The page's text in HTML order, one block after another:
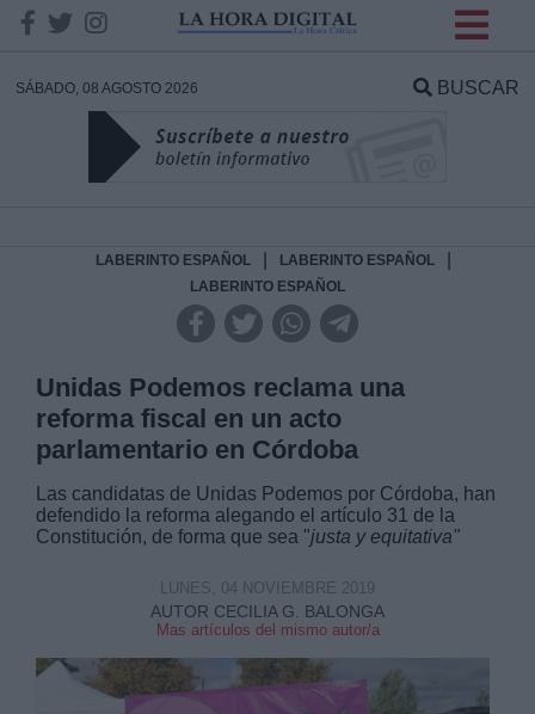
SÁBADO, 08 AGOSTO 2026 BUSCAR
LABERINTO ESPAÑOL LABERINTO ESPAÑOL
LABERINTO ESPAÑOL
Unidas Podemos reclama una
reforma fiscal en un acto
parlamentario en Córdoba
Las candidatas de Unidas Podemos por Córdoba, han
defendido la reforma alegando el artículo 31 de la
Constitución, de forma que sea "justa y equitativa"
AUTOR CECILIA G. BALONGA
Mas artículos del mismo autor/a
LUNES, 04 NOVIEMBRE 2019
DATOS
Responsable:
Destinatarios:
Derechos: